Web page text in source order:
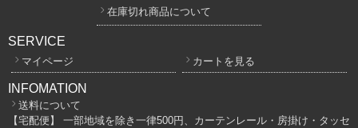
在庫切れ商品について
SERVICE
マイページ カートを見る
INFOMATION
送料について
【宅配便】 一部地域を除き一律500円、カーテンレール・房掛け・タッセ